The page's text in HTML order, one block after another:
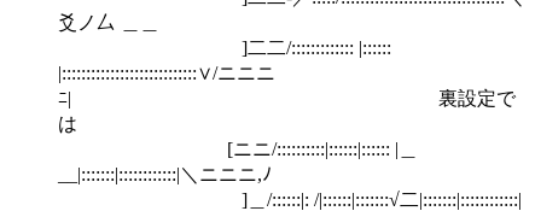
爻ノ厶 ＿＿
]二二/::::::::::::: |::::::
|::::::::::::::::::::::::::::∨/ニニニ
ﾆ| 裏設定で
は
[ニニ/::::::::::|::::::|:::::: |＿
__|:::::::|::::::::::::|＼ニニニ,ﾉ
]＿/::::::|: /|::::::|:::::::√二|:::::::|::::::::::::|